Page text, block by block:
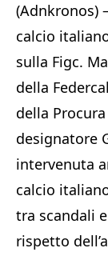
(Adnkronos)
calcio
sulla Figc.
della
della
designatore
intervenuta
calcio
tra scandali
rispetto